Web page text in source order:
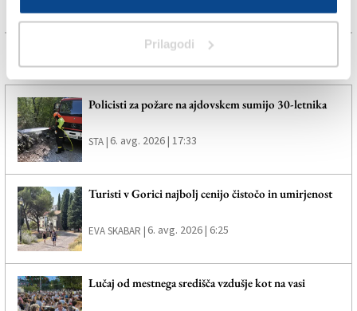
Prilagodi
Več novic
Policisti za požare na ajdovskem sumijo 30-letnika
STA |6. avg. 2026 | 17:33
Turisti v Gorici najbolj cenijo čistočo in umirjenost
EVA SKABAR | 6. avg. 2026 | 6:25
Lučaj od mestnega središča vzdušje kot na vasi